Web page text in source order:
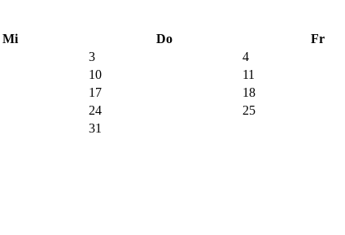
Mi Do Fr
3 4
10 11
17 18
24 25
31